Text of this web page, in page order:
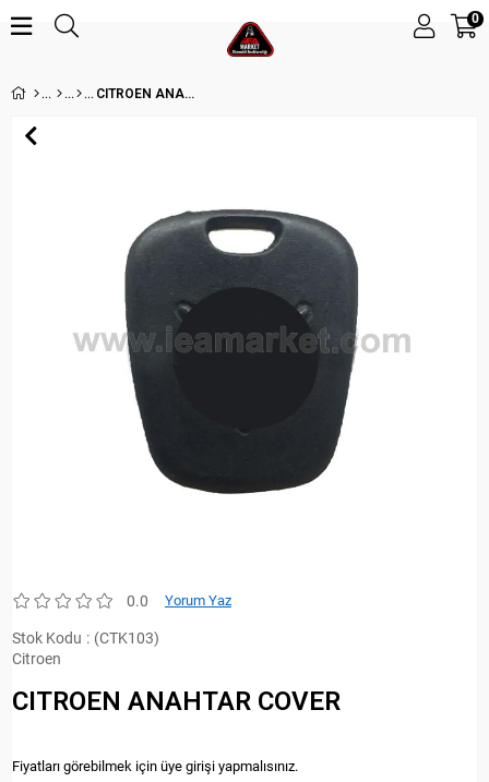
0
CITROEN ANAHTAR COVER
0.0 Yorum Yaz
Stok Kodu
(CTK103)
Citroen
CITROEN ANAHTAR COVER
Fiyatları görebilmek için üye girişi yapmalısınız.